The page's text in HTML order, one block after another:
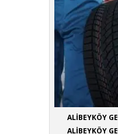
ALİBEYKÖY
ALİBEYKÖY